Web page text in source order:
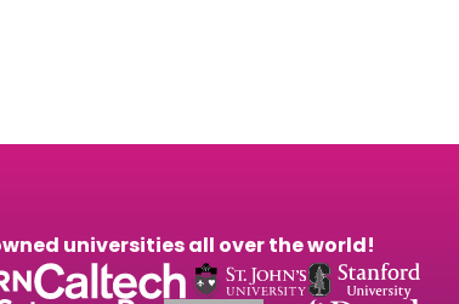
universities all over the world!